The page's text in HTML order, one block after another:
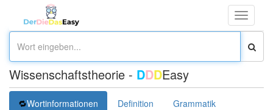
Toggle
Wissenschaftstheorie - DDDEasy
Wortinformationen Definition Grammatik